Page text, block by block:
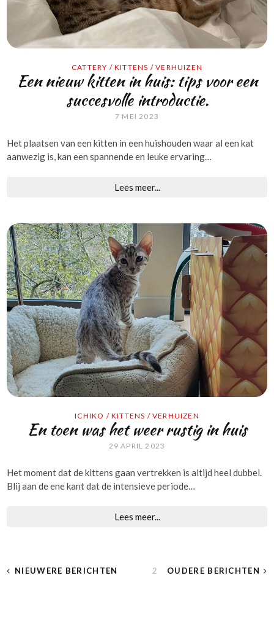
CATTERY /KITTENS /VERHUIZEN
Een nieuw kitten in huis: tips voor een
succesvolle introductie.
7 MEI 2023
Het plaatsen van een kitten in een huishouden waar al een kat
aanwezig is, kan een spannende en leuke ervaring…
Lees meer...
ICHIKO / KITTENS / VERHUIZEN
En toen was het weer rustig in huis
29 APRIL 2023
Het moment dat de kittens gaan vertrekken is altijd heel dubbel.
Blij aan de ene kant dat de intensieve periode…
Lees meer...
BERICHTEN
NIEUWERE BERICHTENPAGINA 2 OUDERE BERICHTEN